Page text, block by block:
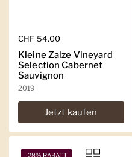
Regulärer Preis
CHF 54.00
Kleine Zalze Vineyard
Selection Cabernet
Sauvignon
2019
Jetzt kaufen